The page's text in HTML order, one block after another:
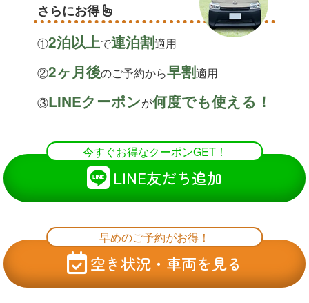
さらにお得
①2泊以上で連泊割適用
②2ヶ月後のご予約から早割適用
③LINEクーポンが何度でも使える！
今すぐお得なクーポンGET！
LINE友だち追加
早めのご予約がお得！
空き状況・車両を見る